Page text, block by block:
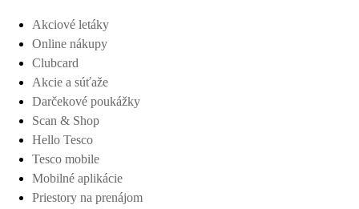
Akciové letáky
Online nákupy
Clubcard
Akcie a súťaže
Darčekové poukážky
Scan & Shop
Hello Tesco
Tesco mobile
Mobilné aplikácie
Priestory na prenájom